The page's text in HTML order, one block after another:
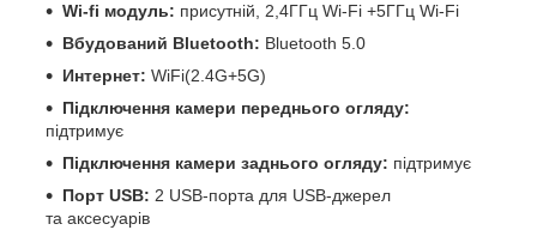
Wi-fi модуль: присутній, 2,4ГГц Wi-Fi +5ГГц Wi-Fi
Вбудований Bluetooth: Bluetooth 5.0
Интернет: WiFi(2.4G+5G)
Підключення камери переднього огляду:
підтримує
Підключення камери заднього огляду: підтримує
Порт USB: 2 USB-порта для USB-джерел
та аксесуарів